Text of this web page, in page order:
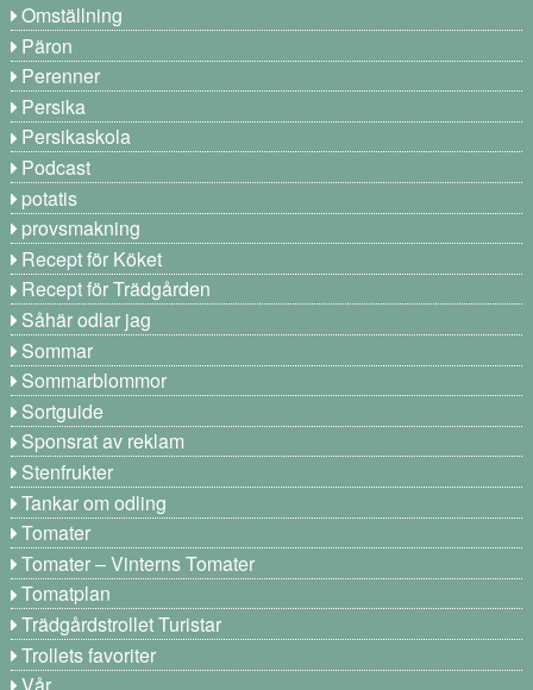
Omställning
Päron
Perenner
Persika
Persikaskola
Podcast
potatis
provsmakning
Recept för Köket
Recept för Trädgården
Såhär odlar jag
Sommar
Sommarblommor
Sortguide
Sponsrat av reklam
Stenfrukter
Tankar om odling
Tomater
Tomater – Vinterns Tomater
Tomatplan
Trädgårdstrollet Turistar
Trollets favoriter